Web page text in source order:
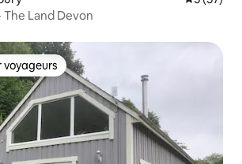
The Land Devon
parmi les plus aimés